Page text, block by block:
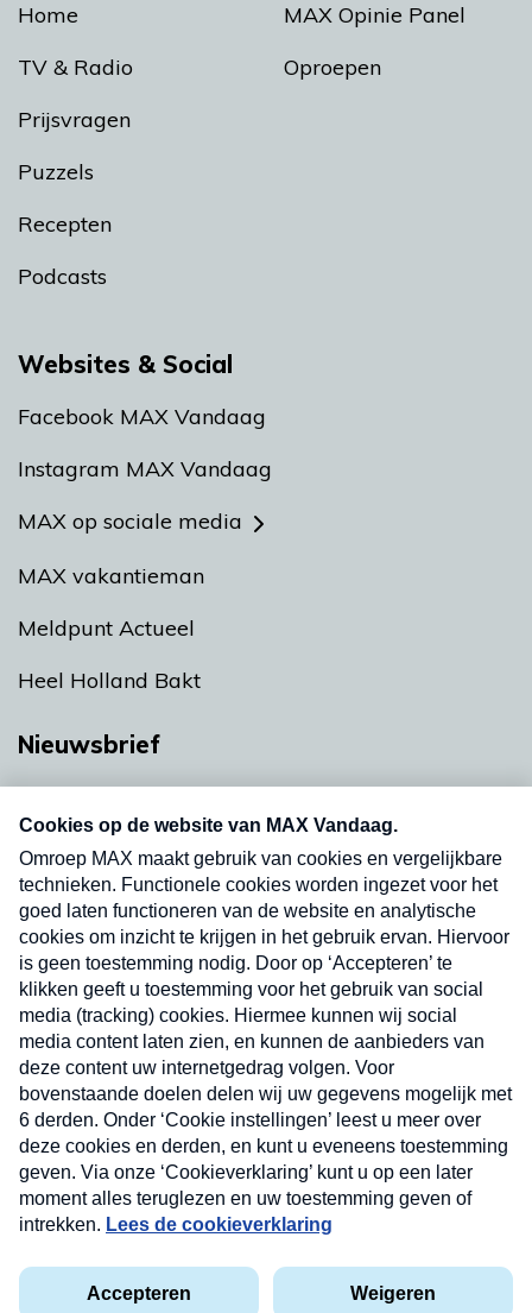
Home
TV & Radio
Prijsvragen
Puzzels
Recepten
Podcasts
MAX Opinie Panel
Oproepen
Websites & Social
Facebook MAX Vandaag
Instagram MAX Vandaag
MAX op sociale media
MAX vakantieman
Meldpunt Actueel
Heel Holland Bakt
Nieuwsbrief
nieuwsbrief. Elke vrijdag- en dinsdagochtend in
uw mailbox.
Verzend
Privacyverklaring
Cookieverklaring
Kwetsbaarheid melden
Nieuwsbrief
Neem hier een gratis abonnement op onze
nieuwsbrief. Elke vrijdag- en dinsdagochtend in uw